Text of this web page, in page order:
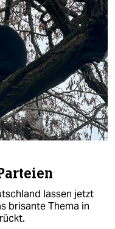
lassen jetzt
brisante Thema in